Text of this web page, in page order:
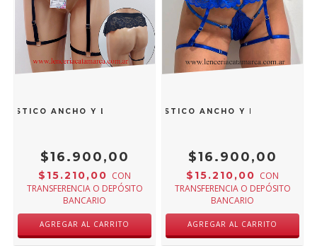
ANCHO Y LIGUEROS EN PIERNA NEGRO 2500N TU
$16.900,00
$15.210,00 CON
TRANSFERENCIA O DEPÓSITO
BANCARIO
AGREGAR AL CARRITO
DE ENCAJE CON ELASTICO ANCHO Y LIGUEROS
$16.900,00
$15.210,00 CON
TRANSFERENCIA O DEPÓSITO
BANCARIO
AGREGAR AL CARRITO